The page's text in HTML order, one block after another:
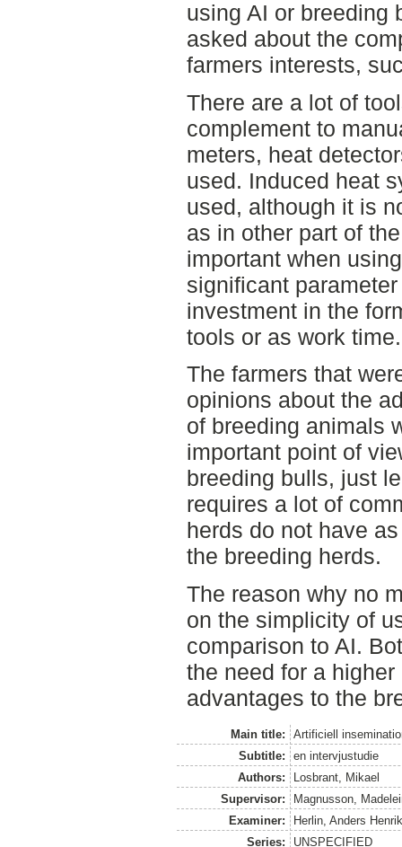
using AI or breeding
asked about the
farmers interests,
There are a lot of
complement to
meters, heat
used. Induced heat
used, although it is
as in other part of
important when
significant
investment in the
tools or as work time.
The farmers that
opinions about the
of breeding animals
important point of
breeding bulls, just
requires a lot of
herds do not have
the breeding herds.
The reason why no
on the simplicity of
comparison to AI.
the need for a
advantages to the
Main title:
Artificiell
Subtitle:
en intervjustudie
Authors:
Losbrant, Mikael
Supervisor:
Magnusson,
Examiner:
Herlin, Anders
Series:
UNSPECIFIED